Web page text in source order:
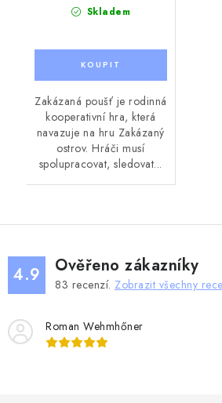
Skladem
Zakázaná poušť je rodinná
kooperativní hra, která
navazuje na hru Zakázaný
ostrov. Hráči musí
spolupracovat, sledovat...
4.9 Ověřeno zákazníky
83 recenzí. Zobrazit všechny
Roman Wehmhőner